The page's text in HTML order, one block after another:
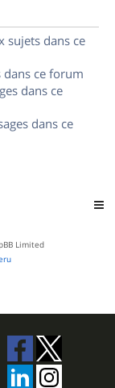
sujets dans ce
ce forum
dans ce
dans ce
Limited